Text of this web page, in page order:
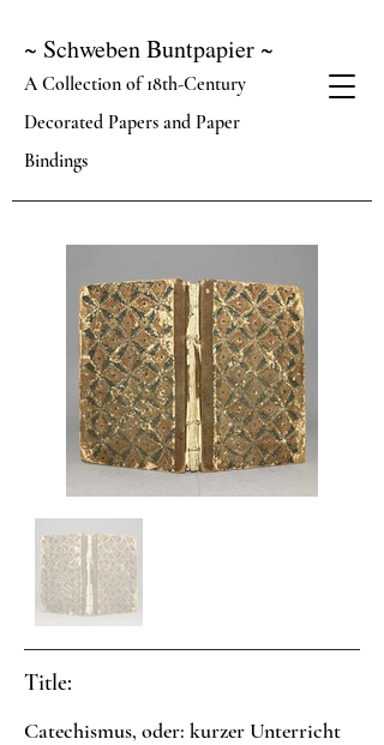
~ Schweben Buntpapier ~
A Collection of 18th-Century
Decorated Papers and Paper
Bindings
Title:
Catechismus, oder: kurzer Unterricht